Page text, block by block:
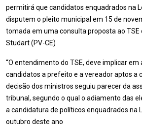
permitirá que candidatos enquadrados na
disputem o pleito municipal em 15 de
tomada em uma consulta proposta ao TSE
Studart (PV-CE)
“O entendimento do TSE, deve implicar
candidatos a prefeito e a vereador aptos a
decisão dos ministros seguiu parecer da
tribunal, segundo o qual o adiamento das
a candidatura de políticos enquadrados na
outubro deste ano